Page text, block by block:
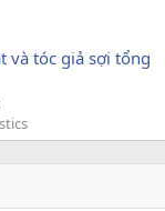
và tóc giả sợi tổng